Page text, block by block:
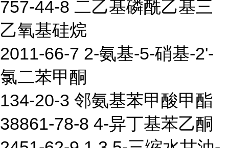
757-44-8 二乙基磷酰乙基三
乙氧基硅烷
2011-66-7 2-氨基-5-硝基-2'-
氯二苯甲酮
134-20-3 邻氨基苯甲酸甲酯
38861-78-8 4-异丁基苯乙酮